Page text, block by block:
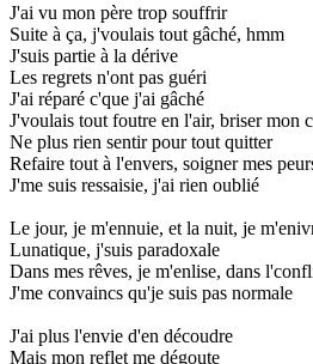
J'ai vu mon père trop souffrir
Suite à ça, j'voulais tout gâché, hmm
J'suis partie à la dérive
Les regrets n'ont pas guéri
J'ai réparé c'que j'ai gâché
J'voulais tout foutre en l'air, briser mon
Ne plus rien sentir pour tout quitter
Refaire tout à l'envers, soigner mes
J'me suis ressaisie, j'ai rien oublié
Le jour, je m'ennuie, et la nuit, je
Lunatique, j'suis paradoxale
Dans mes rêves, je m'enlise, dans
J'me convaincs qu'je suis pas normale
J'ai plus l'envie d'en découdre
Mais mon reflet me dégoute